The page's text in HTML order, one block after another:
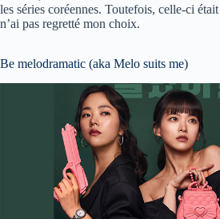
les séries coréennes. Toutefois, celle-ci
n’ai pas regretté mon choix.
Be melodramatic (aka Melo suits me)